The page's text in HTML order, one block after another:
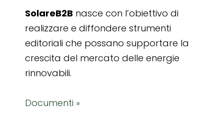
SolareB2B nasce con l’obiettivo di
realizzare e diffondere strumenti
editoriali che possano supportare la
crescita del mercato delle energie
rinnovabili.
Documenti »